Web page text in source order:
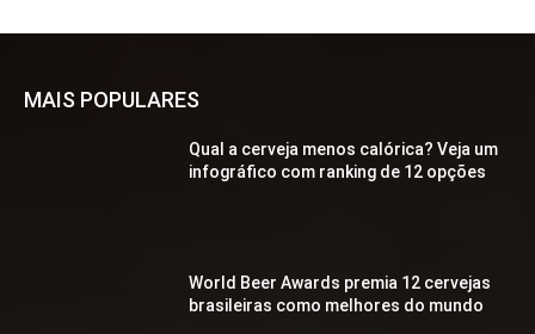
MAIS POPULARES
Qual a cerveja menos calórica? Veja um
infográfico com ranking de 12 opções
World Beer Awards premia 12 cervejas
brasileiras como melhores do mundo